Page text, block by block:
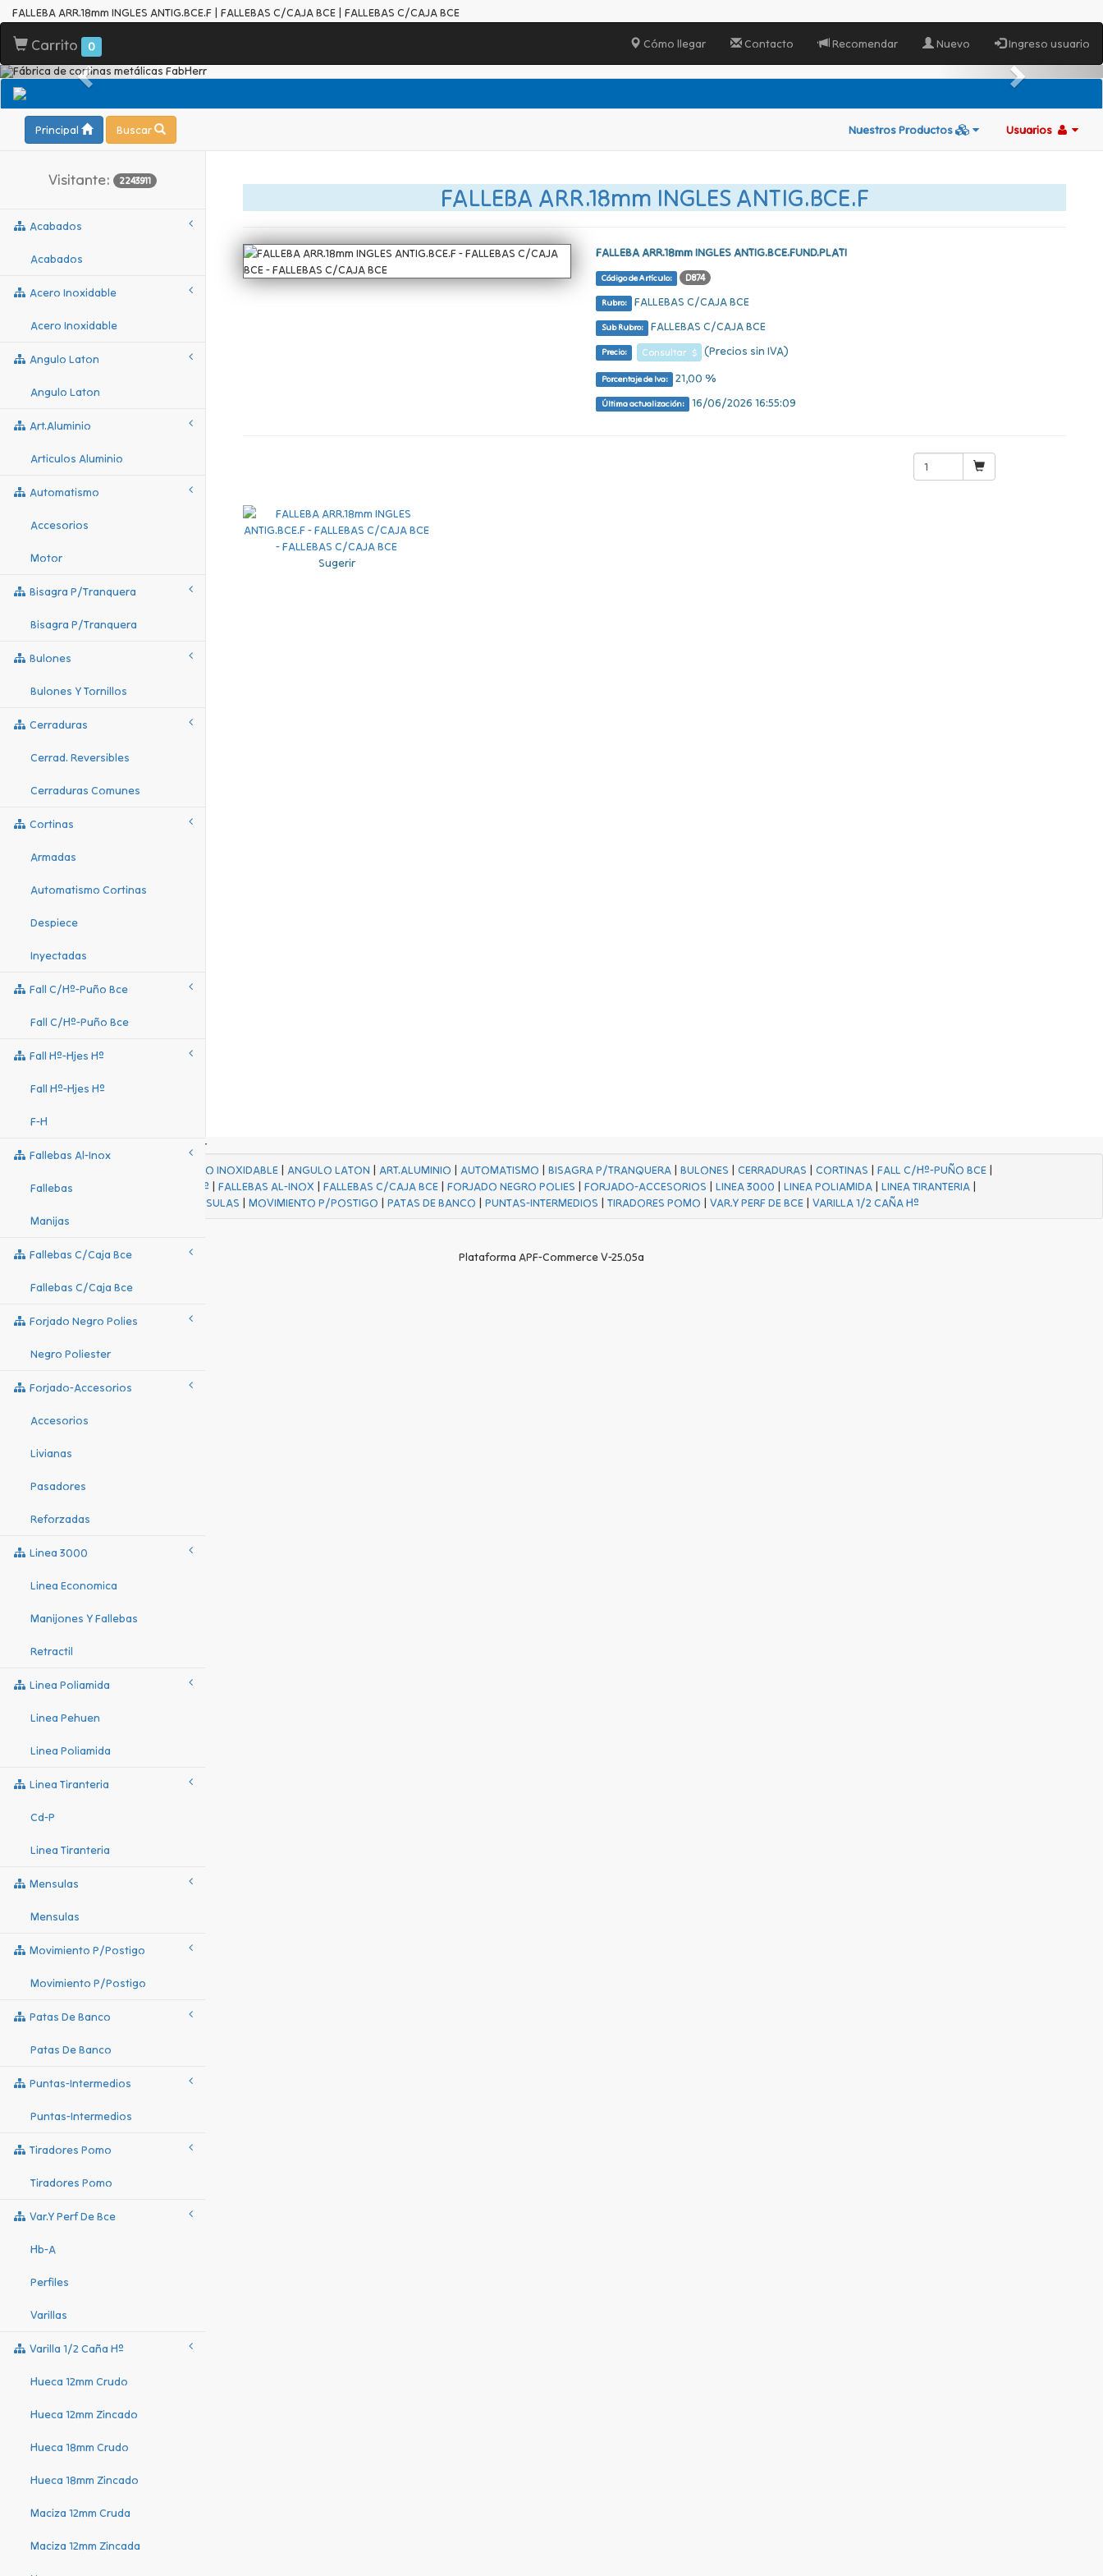
FALLEBA ARR.18mm INGLES ANTIG.BCE.F | FALLEBAS C/CAJA BCE | FALLEBAS C/CAJA BCE
Carrito 0 Cómo llegar Contacto Recomendar Nuevo Ingreso usuario
Principal Buscar Nuestros Productos Usuarios
Visitante: 2243911
Acabados
Acabados
Acero Inoxidable
Acero Inoxidable
Angulo Laton
Angulo Laton
Art.aluminio
Articulos Aluminio
Automatismo
Accesorios
Motor
Bisagra P/tranquera
Bisagra P/tranquera
Bulones
Bulones Y Tornillos
Cerraduras
Cerrad. Reversibles
Cerraduras Comunes
Cortinas
Armadas
Automatismo Cortinas
Despiece
Inyectadas
Fall C/hº-Puño Bce
Fall C/hº-Puño Bce
Fall Hº-Hjes Hº
Fall Hº-Hjes Hº
F-H
Fallebas Al-Inox
Fallebas
Manijas
Fallebas C/caja Bce
Fallebas C/caja Bce
Forjado Negro Polies
Negro Poliester
Forjado-Accesorios
Accesorios
Livianas
Pasadores
Reforzadas
Linea 3000
Linea Economica
Manijones Y Fallebas
Retractil
Linea Poliamida
Linea Pehuen
Linea Poliamida
Linea Tiranteria
Cd-P
Linea Tiranteria
Mensulas
Mensulas
Movimiento P/postigo
Movimiento P/postigo
Patas De Banco
Patas De Banco
Puntas-Intermedios
Puntas-Intermedios
Tiradores Pomo
Tiradores Pomo
Var.y Perf De Bce
Hb-A
Perfiles
Varillas
Varilla 1/2 Caña Hº
Hueca 12mm Crudo
Hueca 12mm Zincado
Hueca 18mm Crudo
Hueca 18mm Zincado
Maciza 12mm Cruda
Maciza 12mm Zincada
FALLEBA ARR.18mm INGLES ANTIG.BCE.F
FALLEBA ARR.18mm INGLES ANTIG.BCE.FUND.PLATI
Código de Artículo: D874
Rubro: FALLEBAS C/CAJA BCE
Sub Rubro: FALLEBAS C/CAJA BCE
Precio: Consultar $ (Precios sin IVA)
Porcentaje de Iva: 21,00 %
Última actualización: 16/06/2026 16:55:09
Sugerir
ACERO INOXIDABLE| ANGULO LATON | ART.ALUMINIO | AUTOMATISMO | BISAGRA P/TRANQUERA| BULONES | CERRADURAS | CORTINAS | FALL C/Hº-PUÑO BCE|
FALL Hº-HJES Hº |FALLEBAS AL-INOX |FALLEBAS C/CAJA BCE |FORJADO NEGRO POLIES |FORJADO-ACCESORIOS |LINEA 3000 |LINEA POLIAMIDA |LINEA TIRANTERIA |
MENSULAS | MOVIMIENTO P/POSTIGO | PATAS DE BANCO | PUNTAS-INTERMEDIOS | TIRADORES POMO | VAR.Y PERF DE BCE| VARILLA 1/2 CAÑA Hº
Plataforma APF-Commerce V-25.05a